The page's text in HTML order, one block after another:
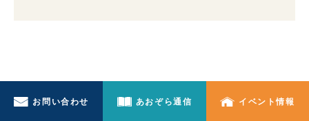
お問い合わせ あおぞら通信 イベント情報